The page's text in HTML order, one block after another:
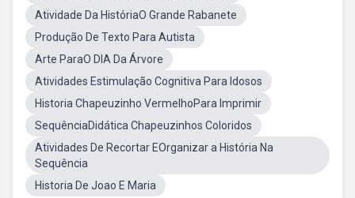
Atividade Da HistóriaO Grande Rabanete
Produção De Texto Para Autista
Arte ParaO DIA Da Árvore
Atividades Estimulação Cognitiva Para Idosos
Historia Chapeuzinho VermelhoPara Imprimir
SequênciaDidática Chapeuzinhos Coloridos
Atividades De Recortar EOrganizar a História Na
Sequência
Historia De Joao E Maria